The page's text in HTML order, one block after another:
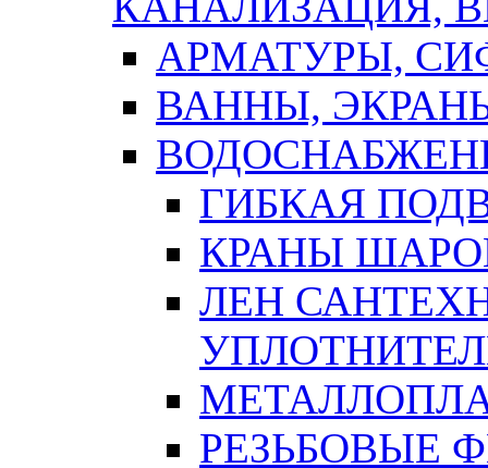
АРМАТУРЫ,
ВАННЫ,
ГИБКАЯ
КРАНЫ
ЛЕН
РЕЗЬБОВЫЕ